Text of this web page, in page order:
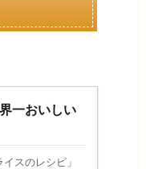
一おいしい
スのレシピ」